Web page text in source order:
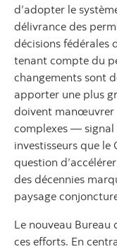
d’adopter le
délivrance des
décisions fédérales
tenant compte du
changements sont
apporter une plus
doivent manœuvrer
complexes —
investisseurs que le
question
des décennies
paysage
Le nouveau Bureau
ces efforts. En